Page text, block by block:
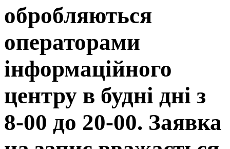
обробляються
операторами
інформаційного
центру в будні дні з
8-00 до 20-00. Заявка